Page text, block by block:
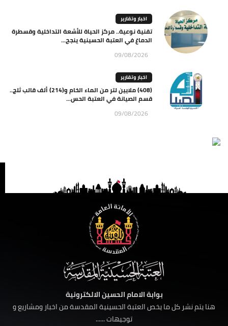
اخبار وتقارير
تقنية نوعية.. مركز الحياة للأشعة التداخلية وقسطرة
الدماغ في العتبة الحسينية ينجح...
09/08/2026
اخبار وتقارير
(408) ملايين لتر من الماء الخام و(214) ألف قالب ثلج..
قسم الصيانة في العتبة الحس...
09/08/2026
بوابة الامام الحسين الالكترونية
هنا يتم نشر كل ما يخص العتبة الحسينية المقدسة من اخبار ومشاريع و
توجيهات ......